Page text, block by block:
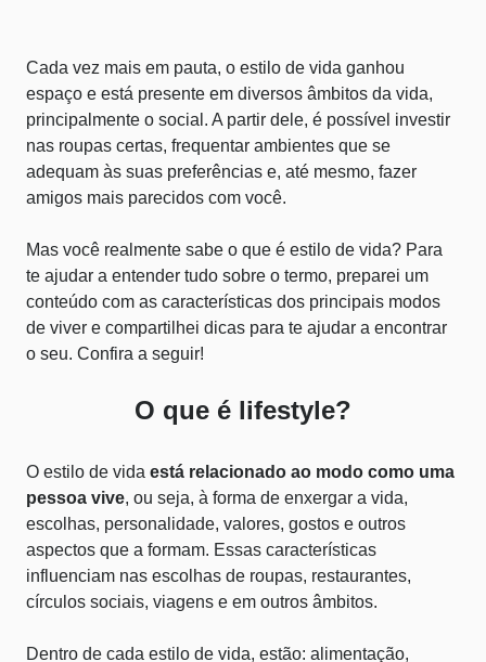
Cada vez mais em pauta, o estilo de vida ganhou
espaço e está presente em diversos âmbitos da vida,
principalmente o social. A partir dele, é possível investir
nas roupas certas, frequentar ambientes que se
adequam às suas preferências e, até mesmo, fazer
amigos mais parecidos com você.
Mas você realmente sabe o que é estilo de vida? Para
te ajudar a entender tudo sobre o termo, preparei um
conteúdo com as características dos principais modos
de viver e compartilhei dicas para te ajudar a encontrar
o seu. Confira a seguir!
O que é lifestyle?
O estilo de vida está relacionado ao modo como uma
pessoa vive, ou seja, à forma de enxergar a vida,
escolhas, personalidade, valores, gostos e outros
aspectos que a formam. Essas características
influenciam nas escolhas de roupas, restaurantes,
círculos sociais, viagens e em outros âmbitos.
Dentro de cada estilo de vida, estão: alimentação,